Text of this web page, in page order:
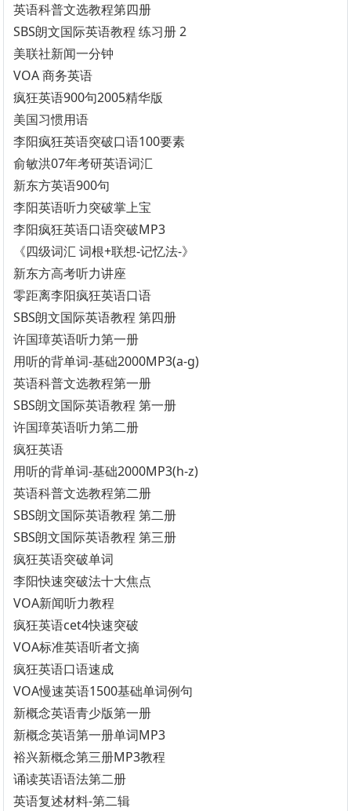
英语科普文选教程第四册
SBS朗文国际英语教程 练习册 2
美联社新闻一分钟
VOA 商务英语
疯狂英语900句2005精华版
美国习惯用语
李阳疯狂英语突破口语100要素
俞敏洪07年考研英语词汇
新东方英语900句
李阳英语听力突破掌上宝
李阳疯狂英语口语突破MP3
《四级词汇 词根+联想-记忆法-》
新东方高考听力讲座
零距离李阳疯狂英语口语
SBS朗文国际英语教程 第四册
许国璋英语听力第一册
用听的背单词-基础2000MP3(a-g)
英语科普文选教程第一册
SBS朗文国际英语教程 第一册
许国璋英语听力第二册
疯狂英语
用听的背单词-基础2000MP3(h-z)
英语科普文选教程第二册
SBS朗文国际英语教程 第二册
SBS朗文国际英语教程 第三册
疯狂英语突破单词
李阳快速突破法十大焦点
VOA新闻听力教程
疯狂英语cet4快速突破
VOA标准英语听者文摘
疯狂英语口语速成
VOA慢速英语1500基础单词例句
新概念英语青少版第一册
新概念英语第一册单词MP3
裕兴新概念第三册MP3教程
诵读英语语法第二册
英语复述材料-第二辑